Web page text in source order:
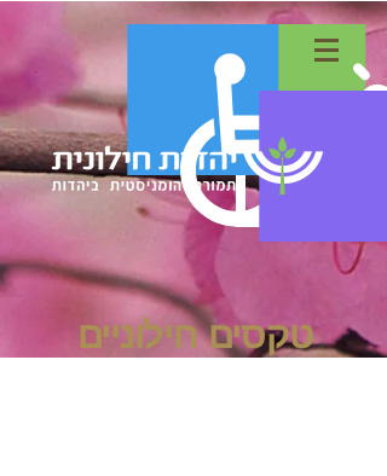
טקסים חילוניים